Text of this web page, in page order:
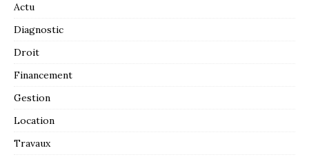
Actu
Diagnostic
Droit
Financement
Gestion
Location
Travaux